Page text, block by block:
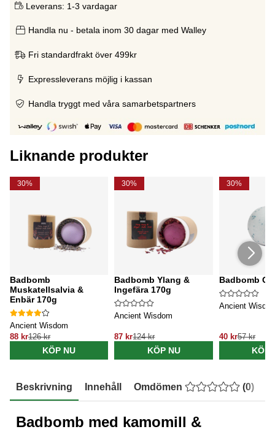
Leverans: 1-3 vardagar
Handla nu - betala inom 30 dagar med Walley
Fri standardfrakt över 499kr
Expressleverans möjlig i kassan
Handla tryggt med våra samarbetspartners
Liknande produkter
30%
Badbomb
Muskatellsalvia &
Enbär 170g
Ancient Wisdom
88 kr126 kr
KÖP NU
30%
Badbomb Ylang &
Ingefära 170g
Ancient Wisdom
87 kr124 kr
KÖP NU
30%
Badbomb
Ancient
40 kr57 kr
KÖP
Beskrivning Innehåll Omdömen (0)
Badbomb med kamomill &